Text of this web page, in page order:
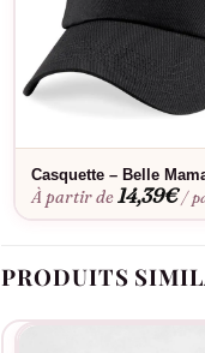
Fête des Pères,
guide
une paire. Lavage
Casquette – Belle
À partir de14,39€ /
PRODUITS